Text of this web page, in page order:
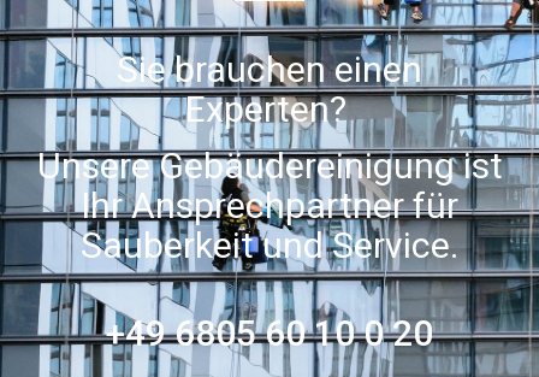
Sie brauchen einen
Experten?
Unsere Gebäudereinigung ist
Ihr Ansprechpartner für
Sauberkeit und Service.
+49 6805 60 10 0 20